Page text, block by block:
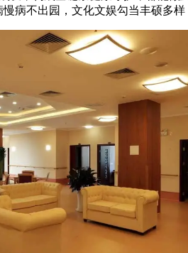
病不出园，文化文娱勾当丰硕多样